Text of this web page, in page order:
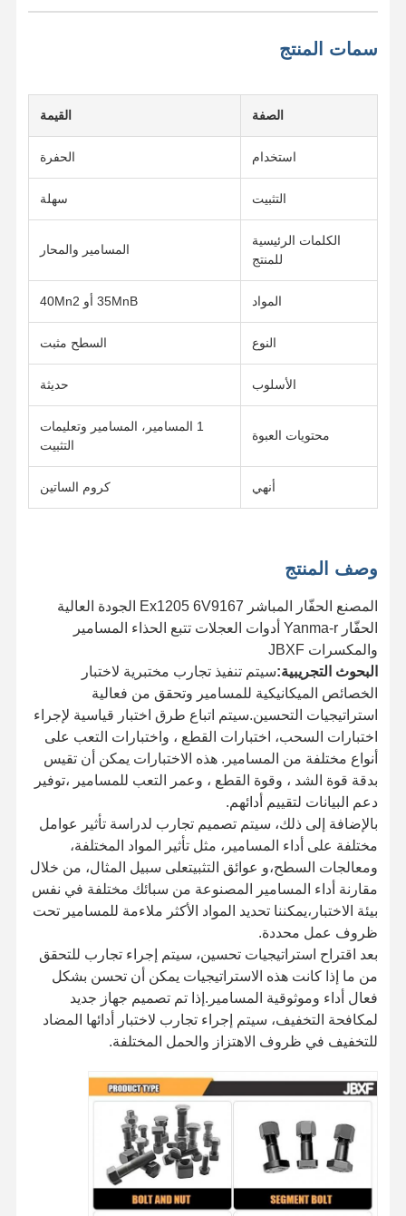
المنزل منتجات فيديوهات
عرض الواقع
الافتراضي
معلومات عنا
جولة في
المصنع
ضبط الجودة اتصل بنا
أخبار القضايا مدونة
اطلب عرض
أسعار
المنجم
قطعة البراغي
محاور عجلة السكة
سمات المنتج
الصفة القيمة
استخدام الحفرة
التثبيت سهلة
الكلمات الرئيسية
للمنتج
المسامير والمحار
المواد 35MnB أو 40Mn2
النوع السطح مثبت
الأسلوب حديثة
محتويات العبوة
1 المسامير، المسامير وتعليمات
التثبيت
أنهي كروم الساتين
وصف المنتج
المصنع الحفّار المباشر Ex1205 6V9167 الجودة العالية
الحفّار Yanma-r أدوات العجلات تتبع الحذاء المسامير
والمكسرات JBXF
البحوث التجريبية:سيتم تنفيذ تجارب مختبرية لاختبار
الخصائص الميكانيكية للمسامير وتحقق من فعالية
استراتيجيات التحسين.سيتم اتباع طرق اختبار قياسية لإجراء
اختبارات السحب، اختبارات القطع ، واختبارات التعب على
أنواع مختلفة من المسامير. هذه الاختبارات يمكن أن تقيس
بدقة قوة الشد ، وقوة القطع ، وعمر التعب للمسامير ،توفير
دعم البيانات لتقييم أدائهم.
بالإضافة إلى ذلك، سيتم تصميم تجارب لدراسة تأثير عوامل
مختلفة على أداء المسامير، مثل تأثير المواد المختلفة،
ومعالجات السطح،و عوائق التثبيتعلى سبيل المثال، من خلال
مقارنة أداء المسامير المصنوعة من سبائك مختلفة في نفس
بيئة الاختبار،يمكننا تحديد المواد الأكثر ملاءمة للمسامير تحت
ظروف عمل محددة.
بعد اقتراح استراتيجيات تحسين، سيتم إجراء تجارب للتحقق
من ما إذا كانت هذه الاستراتيجيات يمكن أن تحسن بشكل
فعال أداء وموثوقية المسامير.إذا تم تصميم جهاز جديد
لمكافحة التخفيف، سيتم إجراء تجارب لاختبار أدائها المضاد
للتخفيف في ظروف الاهتزاز والحمل المختلفة.